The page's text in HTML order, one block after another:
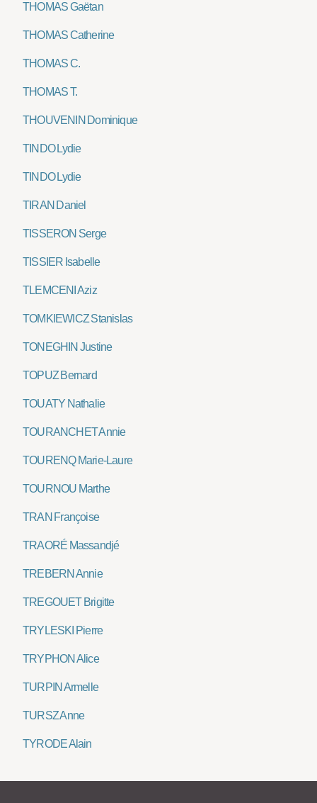
THOMAS Gaëtan
THOMAS Catherine
THOMAS C.
THOMAS T.
THOUVENIN Dominique
TINDO Lydie
TINDO Lydie
TIRAN Daniel
TISSERON Serge
TISSIER Isabelle
TLEMCENI Aziz
TOMKIEWICZ Stanislas
TONEGHIN Justine
TOPUZ Bernard
TOUATY Nathalie
TOURANCHET Annie
TOURENQ Marie-Laure
TOURNOU Marthe
TRAN Françoise
TRAORÉ Massandjé
TREBERN Annie
TREGOUET Brigitte
TRYLESKI Pierre
TRYPHON Alice
TURPIN Armelle
TURSZ Anne
TYRODE Alain